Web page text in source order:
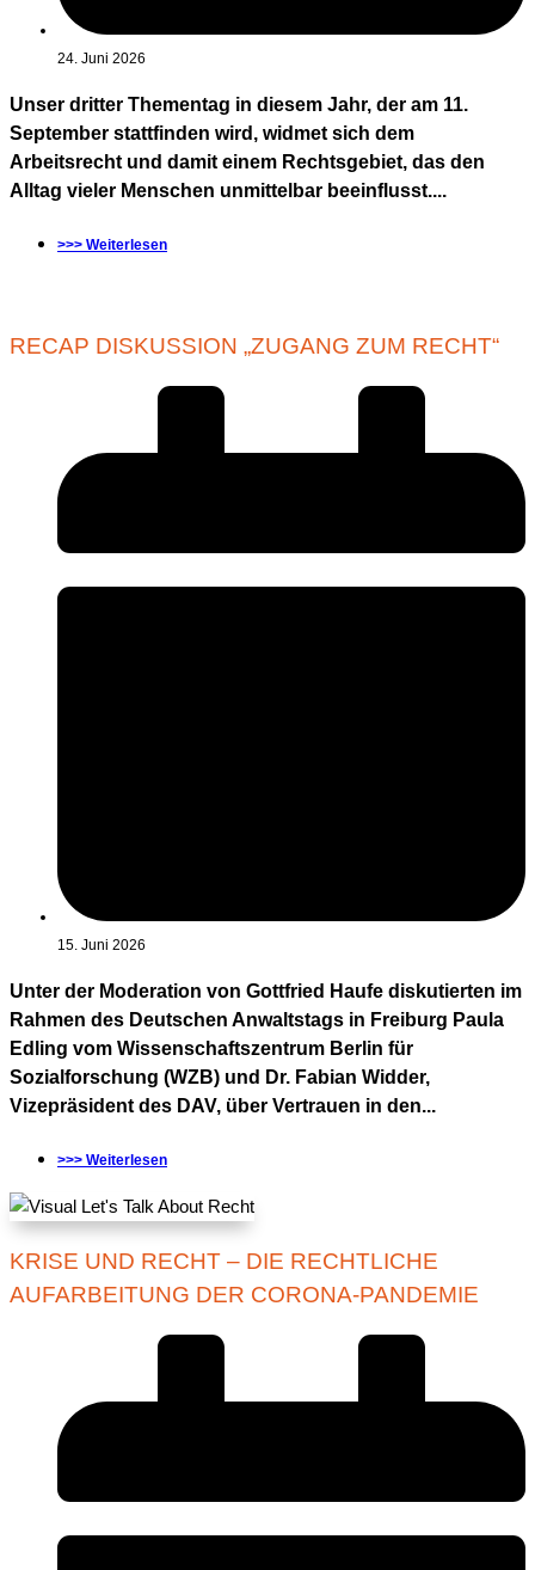
24. Juni 2026
Unser dritter Thementag in diesem Jahr, der am 11.
September stattfinden wird, widmet sich dem
Arbeitsrecht und damit einem Rechtsgebiet, das den
Alltag vieler Menschen unmittelbar beeinflusst....
>>> Weiterlesen
RECAP DISKUSSION „ZUGANG ZUM RECHT“
15. Juni 2026
Unter der Moderation von Gottfried Haufe diskutierten im
Rahmen des Deutschen Anwaltstags in Freiburg Paula
Edling vom Wissenschaftszentrum Berlin für
Sozialforschung (WZB) und Dr. Fabian Widder,
Vizepräsident des DAV, über Vertrauen in den...
>>> Weiterlesen
KRISE UND RECHT – DIE RECHTLICHE
AUFARBEITUNG DER CORONA-PANDEMIE